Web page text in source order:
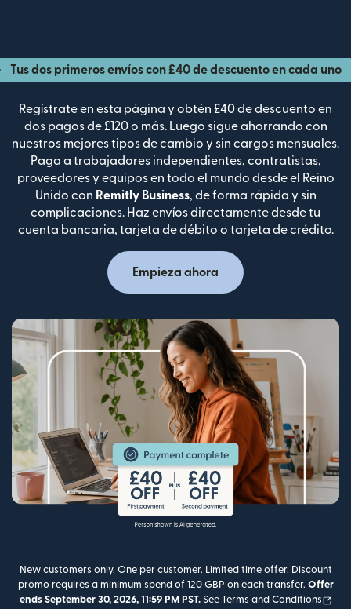
Tus dos primeros envíos con £40 de descuento en cada uno
Regístrate en esta página y obtén £40 de descuento en
dos pagos de £120 o más. Luego sigue ahorrando con
nuestros mejores tipos de cambio y sin cargos mensuales.
Paga a trabajadores independientes, contratistas,
proveedores y equipos en todo el mundo desde el Reino
Unido con Remitly Business, de forma rápida y sin
complicaciones. Haz envíos directamente desde tu
cuenta bancaria, tarjeta de débito o tarjeta de crédito.
Empieza ahora
New customers only. One per customer. Limited time offer. Discount
promo requires a minimum spend of 120 GBP on each transfer. Offer
ends September 30, 2026, 11:59 PM PST.See Terms and Conditions (se